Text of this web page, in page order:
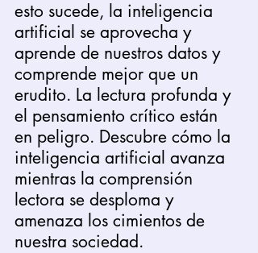
esto sucede, la inteligencia
artificial se aprovecha y
aprende de nuestros datos y
comprende mejor que un
erudito. La lectura profunda y
el pensamiento crítico están
en peligro. Descubre cómo la
inteligencia artificial avanza
mientras la comprensión
lectora se desploma y
amenaza los cimientos de
nuestra sociedad.